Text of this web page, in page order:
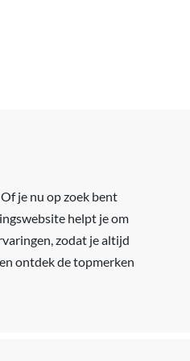
je nu op zoek bent
helpt je om
zodat je altijd
ontdek de topmerken